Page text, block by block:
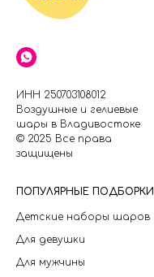
ИНН 250703108012
Воздушные и гелиевые
шары в Владивостоке
© 2025 Все права
защищены
ПОПУЛЯРНЫЕ ПОДБОРКИ
Детские наборы шаров
Для девушки
Для мужчины